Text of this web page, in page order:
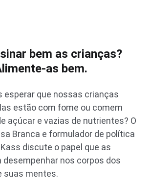
bem as crianças?
as bem.
esperar que nossas crianças
estão com fome ou comem
açúcar e vazias de nutrientes? O
Branca e formulador de política
discute o papel que as
desempenhar nos corpos dos
suas mentes.